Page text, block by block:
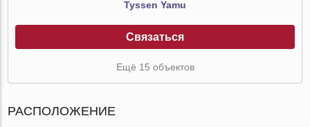
Tyssen Yamu
Связаться
Ещё 15 объектов
РАСПОЛОЖЕНИЕ